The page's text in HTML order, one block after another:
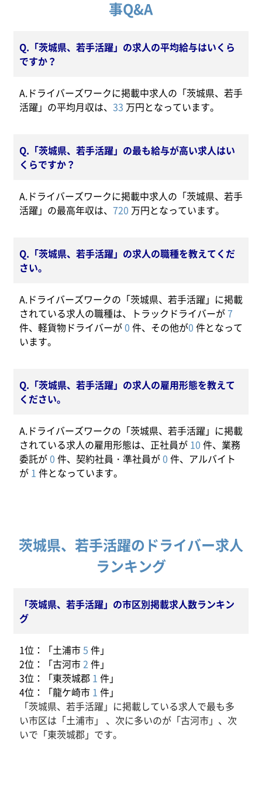
事Q&A
Q.「茨城県、若手活躍」の求人の平均給与はいくら
ですか？
A.ドライバーズワークに掲載中求人の「茨城県、若手
活躍」の平均月収は、 33 万円となっています。
Q.「茨城県、若手活躍」の最も給与が高い求人はい
くらですか？
A.ドライバーズワークに掲載中求人の「茨城県、若手
活躍」の最高年収は、 720 万円となっています。
Q.「茨城県、若手活躍」の求人の職種を教えてくだ
さい。
A.ドライバーズワークの「茨城県、若手活躍」に掲載
されている求人の職種は、トラックドライバーが7
件、軽貨物ドライバーが0 件、その他が0 件となって
います。
Q.「茨城県、若手活躍」の求人の雇用形態を教えて
ください。
A.ドライバーズワークの「茨城県、若手活躍」に掲載
されている求人の雇用形態は、正社員が 10 件、業務
委託が0 件、契約社員・準社員が0 件、アルバイト
が 1 件となっています。
茨城県、若手活躍のドライバー求人
ランキング
「茨城県、若手活躍」の市区別掲載求人数ランキン
グ
1位：「土浦市5 件」
2位：「古河市 2 件」
3位：「東茨城郡 1 件」
4位：「龍ケ崎市 1 件」
「茨城県、若手活躍」に掲載している求人で最も多
い市区は「土浦市」 、次に多いのが「古河市」、次
いで「東茨城郡」です。